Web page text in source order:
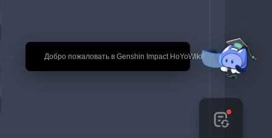
🎉 Добро пожаловать в Genshin Impact HoYoWiki!